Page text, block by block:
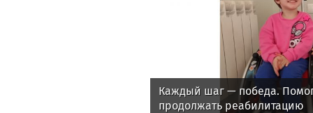
Каждый шаг — победа.
продолжать реабилитацию